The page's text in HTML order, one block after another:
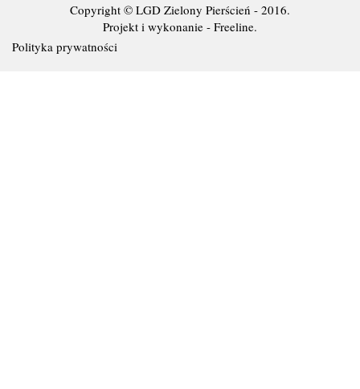
Copyright © LGD Zielony Pierścień - 2016.
Projekt i wykonanie - Freeline.
Polityka prywatności